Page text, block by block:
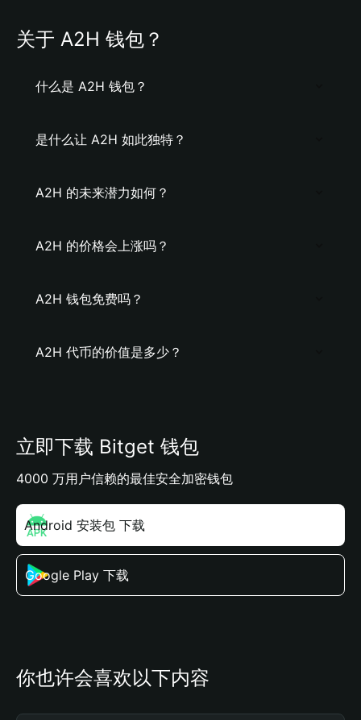
关于 A2H 钱包？
什么是 A2H 钱包？
是什么让 A2H 如此独特？
A2H 的未来潜力如何？
A2H 的价格会上涨吗？
A2H 钱包免费吗？
A2H 代币的价值是多少？
立即下载 Bitget 钱包
4000 万用户信赖的最佳安全加密钱包
Android 安装包 下载
Google Play 下载
你也许会喜欢以下内容